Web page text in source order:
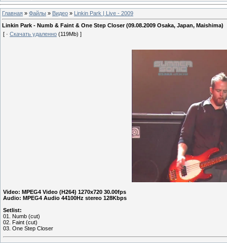
Главная » Файлы » Видео » Linkin Park | Live - 2009
Linkin Park - Numb & Faint & One Step Closer (09.08.2009 Osaka, Japan, Maishima)
[ · Скачать удаленно (119Mb) ]
Video: MPEG4 Video (H264) 1270x720 30.00fps
Audio: MPEG4 Audio 44100Hz stereo 128Kbps
Setlist:
01. Numb (cut)
02. Faint (cut)
03. One Step Closer